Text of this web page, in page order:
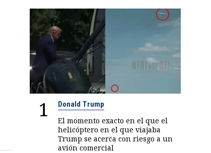
1 Donald Trump
El momento exacto en el que el
helicóptero en el que viajaba
Trump se acerca con riesgo a un
avión comercial